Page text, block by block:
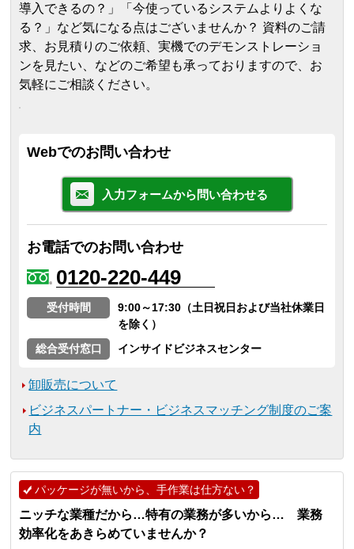
導入できるの？」「今使っているシステムよりよくな
る？」など気になる点はございませんか？ 資料のご請
求、お見積りのご依頼、実機でのデモンストレーショ
ンを見たい、などのご希望も承っておりますので、お
気軽にご相談ください。
Webでのお問い合わせ
入力フォームから問い合わせる
お電話でのお問い合わせ
0120-220-449
受付時間
9:00～17:30（土日祝日および当社休業日
を除く）
総合受付窓口
インサイドビジネスセンター
卸販売について
ビジネスパートナー・ビジネスマッチング制度のご案
内
パッケージが無いから、手作業は仕方ない？
ニッチな業種だから…特有の業務が多いから… 業務
効率化をあきらめていませんか？